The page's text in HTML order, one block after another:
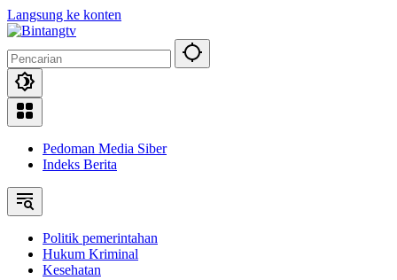
Langsung ke konten
Pedoman Media Siber
Indeks Berita
Politik pemerintahan
Hukum Kriminal
Kesehatan